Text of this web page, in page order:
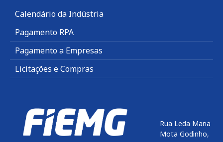
Calendário da Indústria
Pagamento RPA
Pagamento a Empresas
Licitações e Compras
Rua Leda Maria
Mota Godinho,